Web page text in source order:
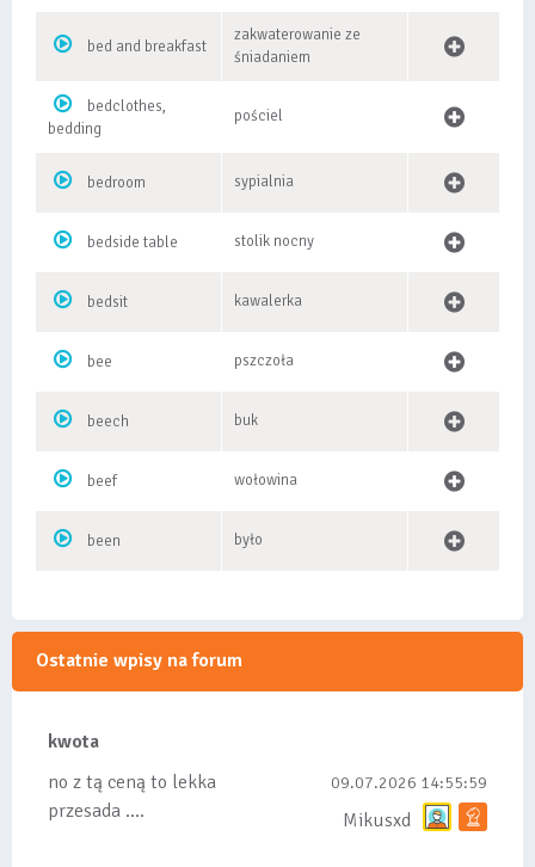
bed and breakfast
zakwaterowanie ze
śniadaniem
bedclothes,
bedding
pościel
bedroom sypialnia
bedside table stolik nocny
bedsit kawalerka
bee pszczoła
beech buk
beef wołowina
been było
Ostatnie wpisy na forum
kwota
no z tą ceną to lekka
przesada ....
09.07.2026 14:55:59
Mikusxd